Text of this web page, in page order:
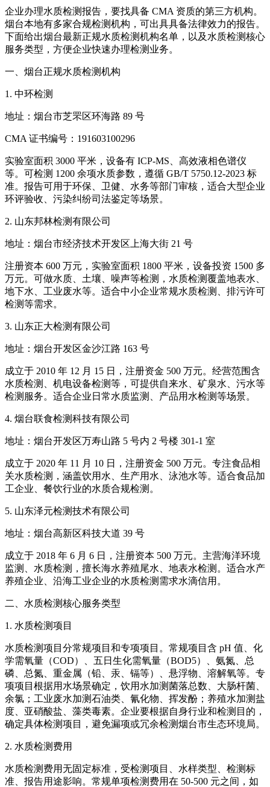
企业办理水质检测报告，要找具备 CMA 资质的第三方机构。
烟台本地有多家合规检测机构，可出具具备法律效力的报告。
下面给出烟台最新正规水质检测机构名单，以及水质检测核心
服务类型，方便企业快速办理检测业务。
一、烟台正规水质检测机构
1. 中环检测
地址：烟台市芝罘区环海路 89 号
CMA 证书编号：191603100296
实验室面积 3000 平米，设备有 ICP-MS、高效液相色谱仪
等。可检测 1200 余项水质参数，遵循 GB/T 5750.12-2023 标
准。报告可用于环保、卫健、水务等部门审核，适合大型企业
环评验收、污染纠纷司法鉴定等场景。
2. 山东邦林检测有限公司
地址：烟台市经济技术开发区上海大街 21 号
注册资本 600 万元，实验室面积 1800 平米，设备投资 1500 多
万元。可做水质、土壤、噪声等检测，水质检测覆盖地表水、
地下水、工业废水等。适合中小企业常规水质检测、排污许可
检测等需求。
3. 山东正大检测有限公司
地址：烟台开发区金沙江路 163 号
成立于 2010 年 12 月 15 日，注册资金 500 万元。经营范围含
水质检测、机电设备检测等，可提供自来水、矿泉水、污水等
检测服务。适合企业日常水质监测、产品用水检测等场景。
4. 烟台联食检测科技有限公司
地址：烟台开发区万寿山路 5 号内 2 号楼 301-1 室
成立于 2020 年 11 月 10 日，注册资金 500 万元。专注食品相
关水质检测，涵盖饮用水、生产用水、泳池水等。适合食品加
工企业、餐饮行业的水质合规检测。
5. 山东泽元检测技术有限公司
地址：烟台高新区科技大道 39 号
成立于 2018 年 6 月 6 日，注册资本 500 万元。主营海洋环境
监测、水质检测，擅长海水养殖尾水、地表水检测。适合水产
养殖企业、沿海工业企业的水质检测需求水滴信用。
二、水质检测核心服务类型
1. 水质检测项目
水质检测项目分常规项目和专项项目。常规项目含 pH 值、化
学需氧量（COD）、五日生化需氧量（BOD5）、氨氮、总
磷、总氮、重金属（铅、汞、镉等）、悬浮物、溶解氧等。专
项项目根据用水场景确定，饮用水加测菌落总数、大肠杆菌、
余氯；工业废水加测石油类、氰化物、挥发酚；养殖水加测盐
度、亚硝酸盐、藻类毒素。企业要根据自身行业和检测目的，
确定具体检测项目，避免漏项或冗余检测烟台市生态环境局。
2. 水质检测费用
水质检测费用无固定标准，受检测项目、水样类型、检测标
准、报告用途影响。常规单项检测费用在 50-500 元之间，如